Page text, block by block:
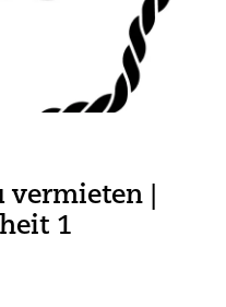
vermieten |
1